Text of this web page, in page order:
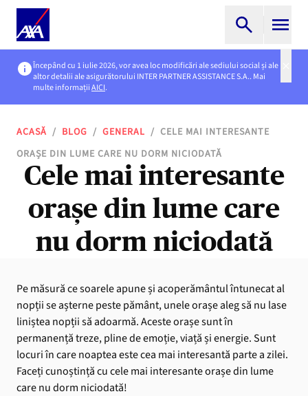
Începând cu 1 iulie 2026, vor avea loc modificări ale sediului social și ale
altor detalii ale asigurătorului INTER PARTNER ASSISTANCE S.A.. Mai
multe informațiiAICI.
ACASĂ / BLOG / GENERAL / CELE MAI INTERESANTE
ORAȘE DIN LUME CARE NU DORM NICIODATĂ
Cele mai interesante
orașe din lume care
nu dorm niciodată
Pe măsură ce soarele apune și acoperământul întunecat al
nopții se așterne peste pământ, unele orașe aleg să nu lase
liniștea nopții să adoarmă. Aceste orașe sunt în
permanență treze, pline de emoție, viață și energie. Sunt
locuri în care noaptea este cea mai interesantă parte a zilei.
Faceți cunoștință cu cele mai interesante orașe din lume
care nu dorm niciodată!